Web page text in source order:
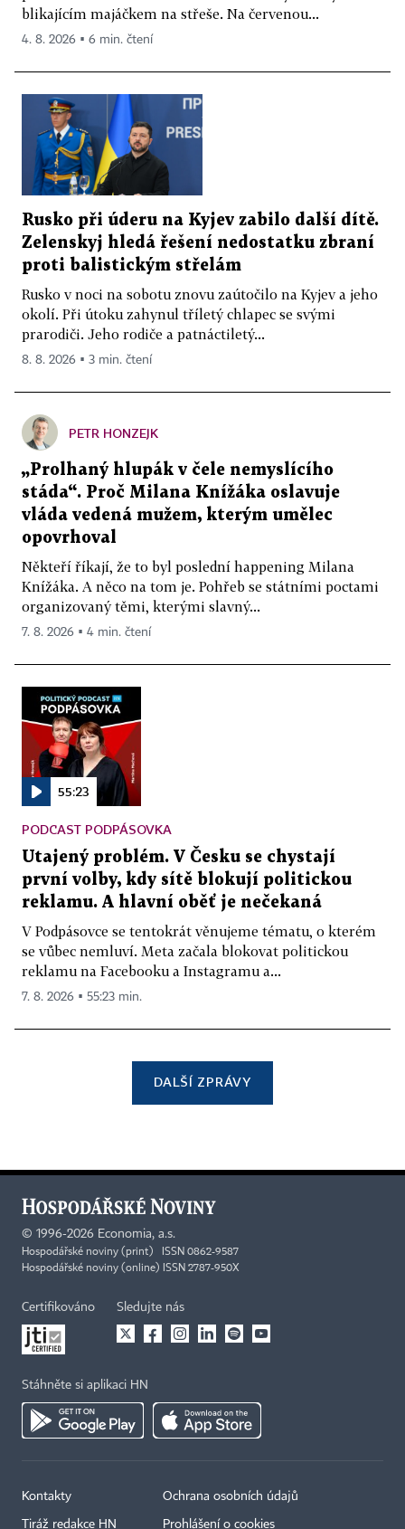
blikajícím majáčkem na střeše. Na červenou...
4. 8. 2026 ▪ 6 min. čtení
Rusko při úderu na Kyjev zabilo další dítě.
Zelenskyj hledá řešení nedostatku zbraní
proti balistickým střelám
Rusko v noci na sobotu znovu zaútočilo na Kyjev a jeho
okolí. Při útoku zahynul tříletý chlapec se svými
prarodiči. Jeho rodiče a patnáctiletý...
8. 8. 2026 ▪ 3 min. čtení
PETR HONZEJK
„Prolhaný hlupák v čele nemyslícího
stáda“. Proč Milana Knížáka oslavuje
vláda vedená mužem, kterým umělec
opovrhoval
Někteří říkají, že to byl poslední happening Milana
Knížáka. A něco na tom je. Pohřeb se státními poctami
organizovaný těmi, kterými slavný...
7. 8. 2026 ▪ 4 min. čtení
55:23
PODCAST PODPÁSOVKA
Utajený problém. V Česku se chystají
první volby, kdy sítě blokují politickou
reklamu. A hlavní oběť je nečekaná
V Podpásovce se tentokrát věnujeme tématu, o kterém
se vůbec nemluví. Meta začala blokovat politickou
reklamu na Facebooku a Instagramu a...
7. 8. 2026 ▪ 55:23 min.
DALŠÍ ZPRÁVY
© 1996-2026 Economia, a.s.
Hospodářské noviny (print) ISSN 0862-9587
Hospodářské noviny (online) ISSN 2787-950X
Certifikováno Sledujte nás
Stáhněte si aplikaci HN
Kontakty
Tiráž redakce HN
Ochrana osobních údajů
Prohlášení o cookies